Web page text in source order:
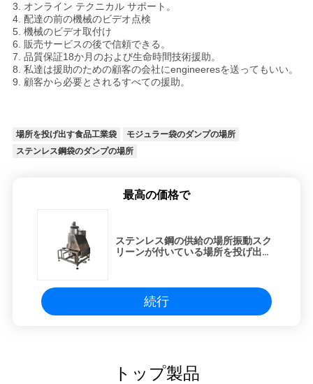
3. オンライン テクニカル サポート。
4. 配達の前の機械のビデオ点検
5. 機械のビデオ取付け
6. 販売サービスの後で信頼できる。
7. 品質保証18か月のおよび生命時間技術援助。
8. 私達は援助のための顧客の会社にengineeresを送ってもいい。
9. 顧客から必要とされるすべての援助。
場所を投げ出す食品工業袋
モジュラー袋のダンプの場所
ステンレス鋼袋のダンプの場所
最高の価格で
ステンレス鋼の供給の場所振動スク
リーンが付いている場所を投げ出す
続行
トップ製品